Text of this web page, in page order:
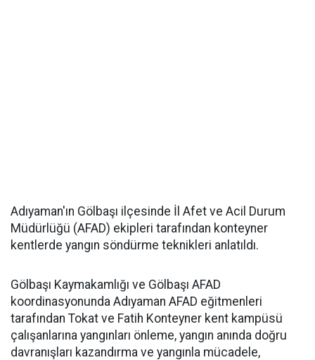
Adıyaman'ın Gölbaşı ilçesinde İl Afet ve Acil Durum
Müdürlüğü (AFAD) ekipleri tarafından konteyner
kentlerde yangın söndürme teknikleri anlatıldı.
Gölbaşı Kaymakamlığı ve Gölbaşı AFAD
koordinasyonunda Adıyaman AFAD eğitmenleri
tarafından Tokat ve Fatih Konteyner kent kampüsü
çalışanlarına yangınları önleme, yangın anında doğru
davranışları kazandırma ve yangınla mücadele,